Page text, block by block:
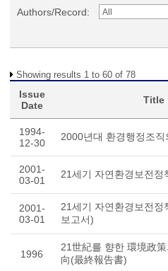
Authors/Record:
Showing results 1 to 60 of 78
Issue
Date
Title
1994-
12-30
2000년대 환경행정조
2001-
03-01
21세기 자연환경보전정
2001-
03-01
21세기 자연환경보전정
보고서)
1996
21世紀를 향한 環境政
向(最終報告書)